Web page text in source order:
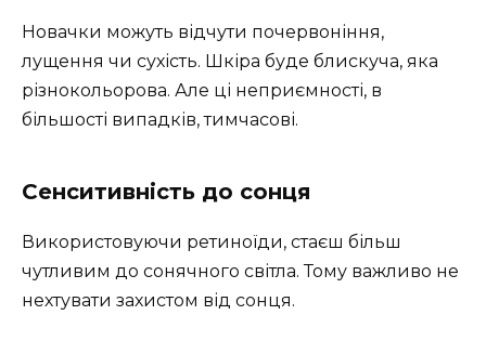
Новачки можуть відчути почервоніння,
лущення чи сухість. Шкіра буде блискуча, яка
різнокольорова. Але ці неприємності, в
більшості випадків, тимчасові.
Сенситивність до сонця
Використовуючи ретиноїди, стаєш більш
чутливим до сонячного світла. Тому важливо не
нехтувати захистом від сонця.